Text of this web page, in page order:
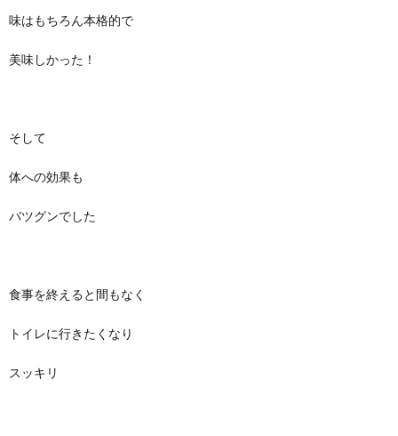
味はもちろん本格的で
美味しかった！
そして
体への効果も
バツグンでした
食事を終えると間もなく
トイレに行きたくなり
スッキリ